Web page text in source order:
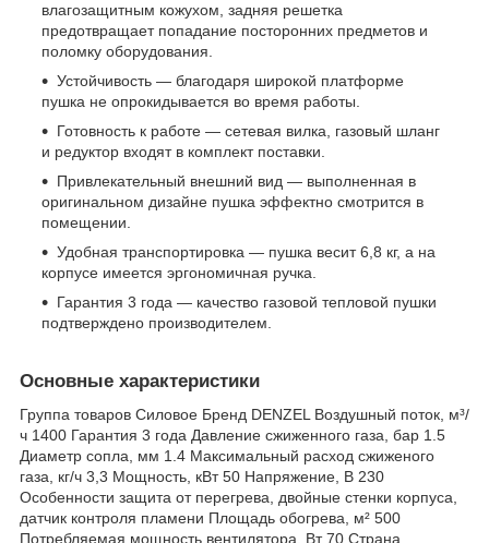
влагозащитным кожухом, задняя решетка
предотвращает попадание посторонних предметов и
поломку оборудования.
Устойчивость — благодаря широкой платформе
пушка не опрокидывается во время работы.
Готовность к работе — сетевая вилка, газовый шланг
и редуктор входят в комплект поставки.
Привлекательный внешний вид — выполненная в
оригинальном дизайне пушка эффектно смотрится в
помещении.
Удобная транспортировка — пушка весит 6,8 кг, а на
корпусе имеется эргономичная ручка.
Гарантия 3 года — качество газовой тепловой пушки
подтверждено производителем.
Основные характеристики
Группа товаров Силовое Бренд DENZEL Воздушный поток, м³/
ч 1400 Гарантия 3 года Давление сжиженного газа, бар 1.5
Диаметр сопла, мм 1.4 Максимальный расход сжиженого
газа, кг/ч 3,3 Мощность, кВт 50 Напряжение, В 230
Особенности защита от перегрева, двойные стенки корпуса,
датчик контроля пламени Площадь обогрева, м² 500
Потребляемая мощность вентилятора, Вт 70 Страна